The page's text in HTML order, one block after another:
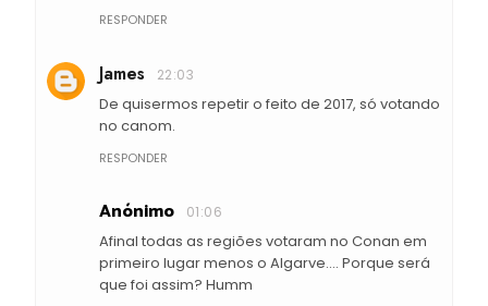
RESPONDER
James 22:03
De quisermos repetir o feito de 2017, só votando
no canom.
RESPONDER
Anónimo 01:06
Afinal todas as regiões votaram no Conan em
primeiro lugar menos o Algarve.... Porque será
que foi assim? Humm